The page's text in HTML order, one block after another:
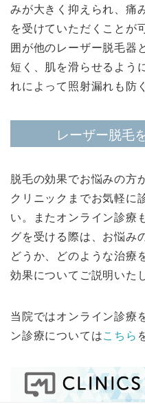
みが大きく抑えられ、痛
を受けていただくことが
囲が他のレーザー脱毛器
短く、肌を滑らせるよう
れによって照射漏れも防
レーザー脱毛
脱毛の効果でお悩みの方
クリニックまでお気軽に
い。またオンライン診療
グを受ける際は、お悩み
どうか、どのような治療
効果についてご説明いた
当院ではオンライン診療
ン診療についてはこちら